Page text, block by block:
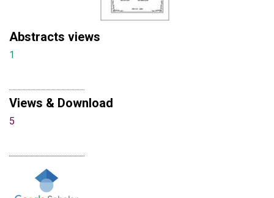
Abstracts views
1
Views & Download
5